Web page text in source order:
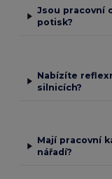
Jsou pracovní
potisk?
Nabízíte
silnicích?
Mají pracovní
nářadí?